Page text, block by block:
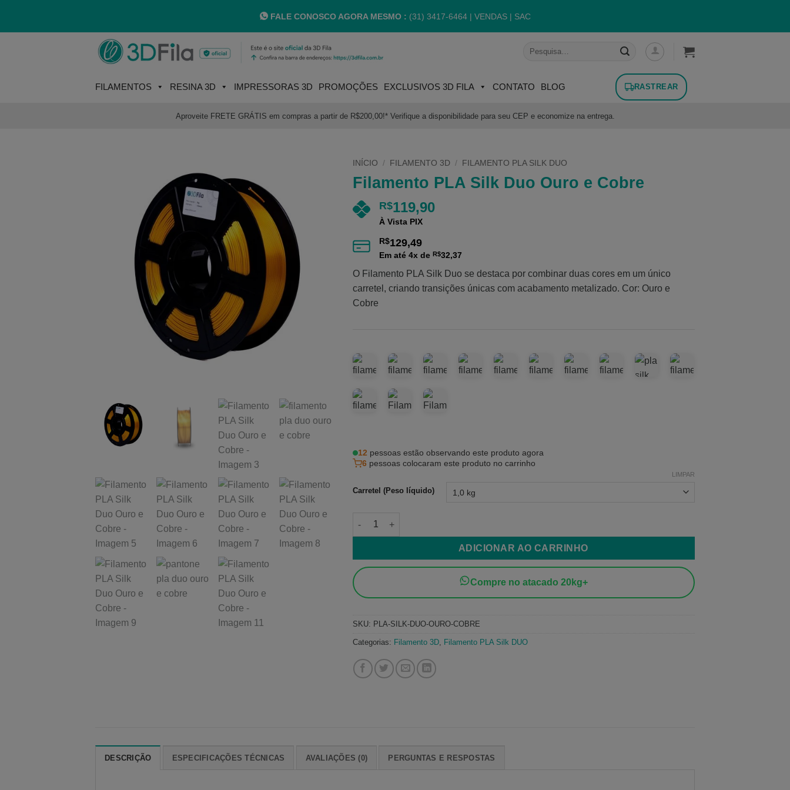
FALE CONOSCO AGORA MESMO : (31) 3417-6464 | VENDAS | SAC
Pesquisar
FILAMENTOS RESINA 3D IMPRESSORAS 3D PROMOÇÕES EXCLUSIVOS 3D FILA CONTATO BLOG RASTREAR
Aproveite FRETE GRÁTIS em compras a partir de R$200,00!* Verifique a disponibilidade para seu CEP e economize na entrega.
INÍCIO / FILAMENTO 3D / FILAMENTO PLA SILK DUO
Filamento PLA Silk Duo Ouro e Cobre
R$119,90
À Vista PIX
R$129,49
Em até 4x de R$32,37
O Filamento PLA Silk Duo se destaca por combinar duas cores em um único
carretel, criando transições únicas com acabamento metalizado. Cor: Ouro e
Cobre
12pessoas estão observando este produto agora
6pessoas colocaram este produto no carrinho
Carretel (Peso líquido)
LIMPAR
Filamento PLA Silk Duo Ouro e Cobre quantidade
ADICIONAR AO CARRINHO
Compre no atacado 20kg+
SKU: PLA-SILK-DUO-OURO-COBRE
Categorias: Filamento 3D, Filamento PLA Silk DUO
DESCRIÇÃO ESPECIFICAÇÕES TÉCNICAS AVALIAÇÕES (0) PERGUNTAS E RESPOSTAS